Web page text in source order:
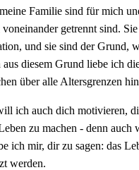
Familie sind für mich
getrennt sind.
und sie sind der Grund,
diesem Grund liebe ich
über alle Altersgrenzen
ich auch dich motivieren,
zu machen - denn auch
ich mir, dir zu sagen: das
werden.